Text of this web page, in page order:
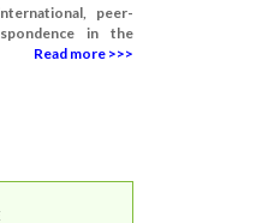
peer-
in the
Read more >>>